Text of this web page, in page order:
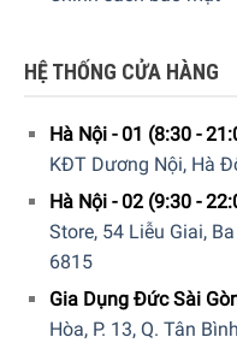
HỆ THỐNG CỬA HÀNG
Hà Nội - 01 (8:30 -
KĐT Dương Nội, Hà
Hà Nội - 02 (9:30 -
Store, 54 Liễu Giai,
6815
Gia Dụng Đức Sài
Hòa, P. 13, Q. Tân